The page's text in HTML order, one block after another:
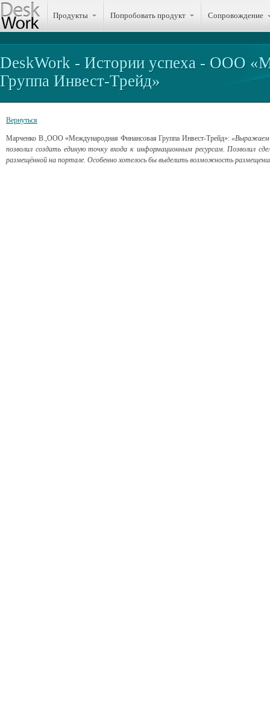
Продукты Попробовать продукт Сопровождение
DeskWork - Истории успеха - ООО
Группа Инвест-Трейд»
Вернуться
Марченко В.,ООО «Международная Финансовая Группа Инвест-Трейд»:
позволил создать единую точку входа к информационным ресурсам. Позволил
размещённой на портале. Особенно хотелось бы выделить возможность